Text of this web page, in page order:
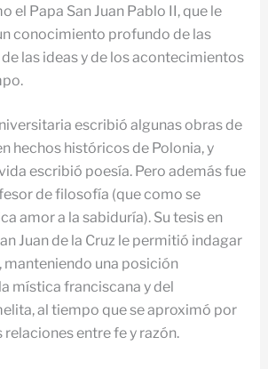
el Papa San Juan Pablo II, que le
conocimiento profundo de las
las ideas y de los acontecimientos
escribió algunas obras de
hechos históricos de Polonia, y
escribió poesía. Pero además fue
de filosofía (que como se
amor a la sabiduría). Su tesis en
Juan de la Cruz le permitió indagar
manteniendo una posición
mística franciscana y del
al tiempo que se aproximó por
relaciones entre fe y razón.